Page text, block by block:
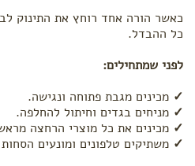
כאשר הורה אחד רוחץ את התינוק
כל ההבדל.
לפני שמתחילים:
✓ מכינים מגבת פתוחה ונגישה.
✓ מניחים בגדים וחיתול להחלפה.
✓ מכינים את כל מוצרי הרחצה
✓ משתיקים טלפונים ומונעים